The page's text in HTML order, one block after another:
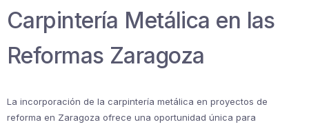
Carpintería Metálica en las
Reformas Zaragoza
La incorporación de la carpintería metálica en proyectos de
reforma en Zaragoza ofrece una oportunidad única para